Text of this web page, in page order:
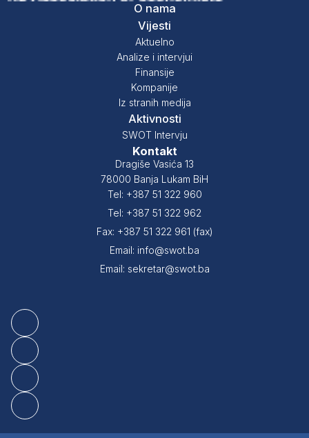
O nama
Vijesti
Aktuelno
Analize i intervjui
Finansije
Kompanije
Iz stranih medija
Aktivnosti
SWOT Intervju
Kontakt
Dragiše Vasića 13
78000 Banja Lukam BiH
Tel: +387 51 322 960
Tel: +387 51 322 962
Fax: +387 51 322 961 (fax)
Email: info@swot.ba
Email: sekretar@swot.ba